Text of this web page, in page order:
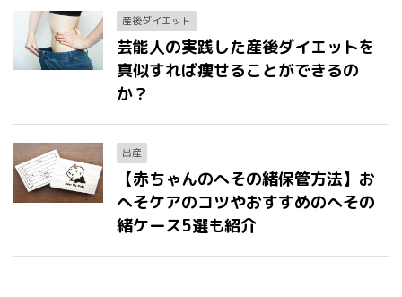
産後ダイエット
芸能人の実践した産後ダイエットを
真似すれば痩せることができるの
か？
出産
【赤ちゃんのへその緒保管方法】お
へそケアのコツやおすすめのへその
緒ケース5選も紹介